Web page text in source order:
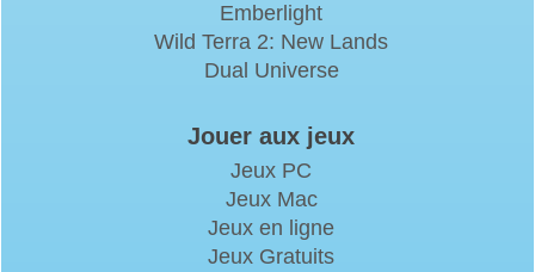
Emberlight
Wild Terra 2: New Lands
Dual Universe
Jouer aux jeux
Jeux PC
Jeux Mac
Jeux en ligne
Jeux Gratuits